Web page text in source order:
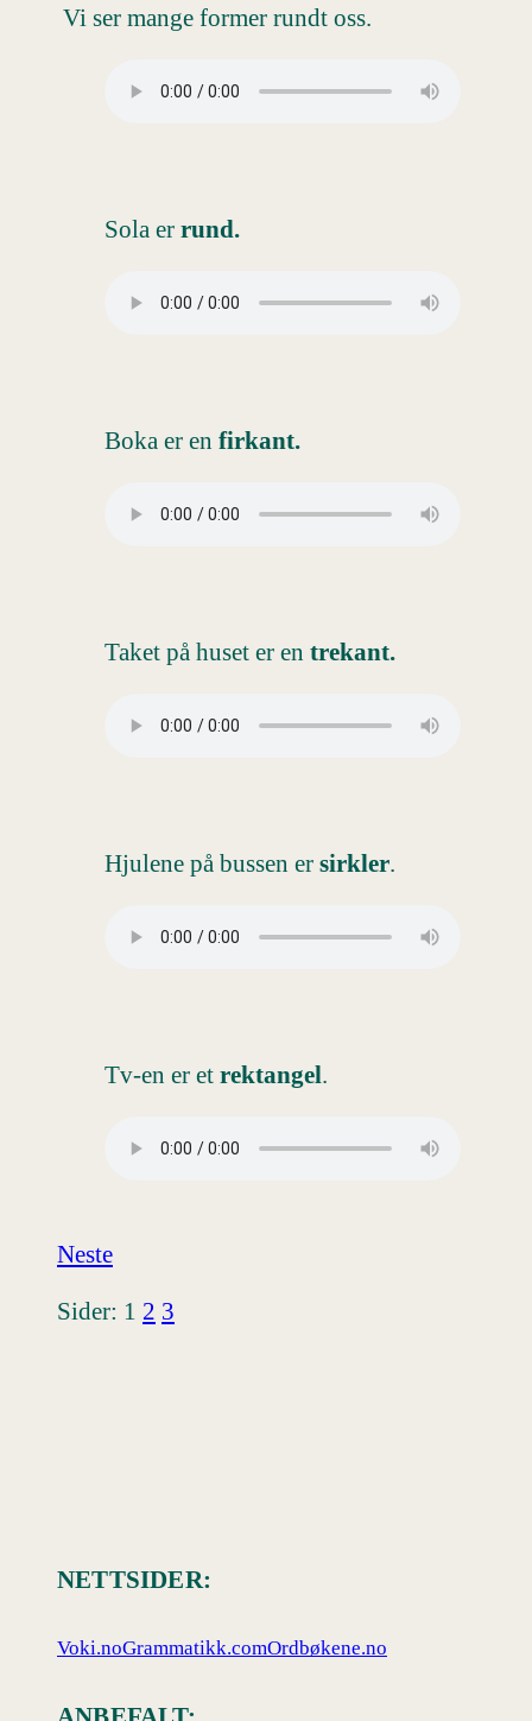
Vi ser mange former rundt oss.
Sola er rund.
Boka er en firkant.
Taket på huset er en trekant.
Hjulene på bussen er sirkler.
Tv-en er et rektangel.
Neste
Sider: 1 2 3
NETTSIDER:
Voki.noGrammatikk.comOrdbøkene.no